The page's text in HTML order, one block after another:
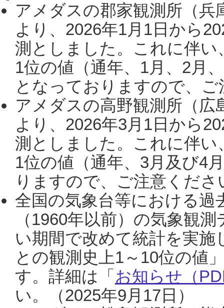
アメダスの郡家観測所（
より、2026年1月1日から
測としました。これに伴い
1位の値（通年、1月、2月
となっておりますので、
アメダスの高野観測所（
より、2026年3月1日から
測としました。これに伴い
1位の値（通年、3月及び4
りますので、ご注意くだ
全国の気象台等における過
（1960年以前）の気象観
い期間で改めて統計を実
との観測史上1～10位の値
す。詳細は「 お知らせ（
い。（2025年9月17日）